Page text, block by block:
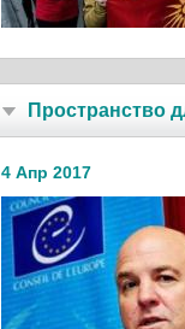
Пространство
4 Апр 2017